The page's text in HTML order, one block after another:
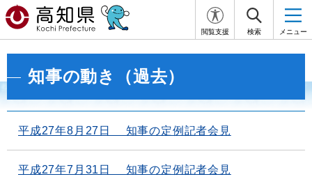
閲覧支援 検索 メニュー
知事の動き（過去）
平成27年8月27日 知事の定例記者会見
平成27年7月31日 知事の定例記者会見